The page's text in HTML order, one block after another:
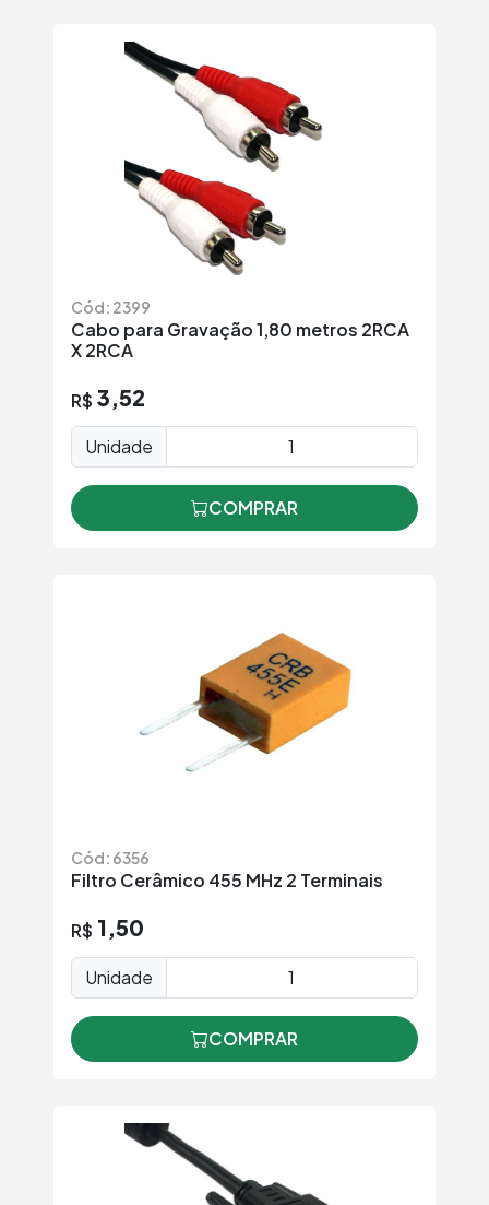
Cód: 2399
Cabo para Gravação 1,80 metros 2RCA
X 2RCA
R$ 3,52
Unidade
COMPRAR
Cód: 6356
Filtro Cerâmico 455 MHz 2 Terminais
R$ 1,50
Unidade
COMPRAR